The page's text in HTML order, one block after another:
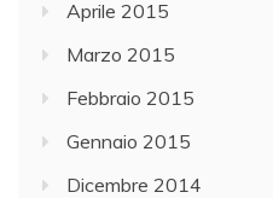
Aprile 2015
Marzo 2015
Febbraio 2015
Gennaio 2015
Dicembre 2014